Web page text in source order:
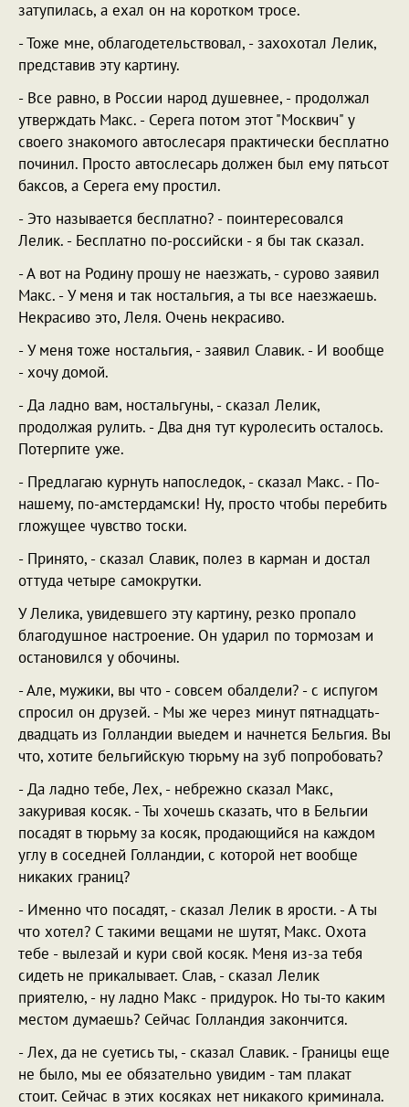
затупилась, а ехал он на коротком тросе.
- Тоже мне, облагодетельствовал, - захохотал Лелик,
представив эту картину.
- Все равно, в России народ душевнее, - продолжал
утверждать Макс. - Серега потом этот "Москвич" у
своего знакомого автослесаря практически бесплатно
починил. Просто автослесарь должен был ему пятьсот
баксов, а Серега ему простил.
- Это называется бесплатно? - поинтересовался
Лелик. - Бесплатно по-российски - я бы так сказал.
- А вот на Родину прошу не наезжать, - сурово заявил
Макс. - У меня и так ностальгия, а ты все наезжаешь.
Некрасиво это, Леля. Очень некрасиво.
- У меня тоже ностальгия, - заявил Славик. - И вообще
- хочу домой.
- Да ладно вам, ностальгуны, - сказал Лелик,
продолжая рулить. - Два дня тут куролесить осталось.
Потерпите уже.
- Предлагаю курнуть напоследок, - сказал Макс. - По-
нашему, по-амстердамски! Ну, просто чтобы перебить
гложущее чувство тоски.
- Принято, - сказал Славик, полез в карман и достал
оттуда четыре самокрутки.
У Лелика, увидевшего эту картину, резко пропало
благодушное настроение. Он ударил по тормозам и
остановился у обочины.
- Але, мужики, вы что - совсем обалдели? - с испугом
спросил он друзей. - Мы же через минут пятнадцать-
двадцать из Голландии выедем и начнется Бельгия. Вы
что, хотите бельгийскую тюрьму на зуб попробовать?
- Да ладно тебе, Лех, - небрежно сказал Макс,
закуривая косяк. - Ты хочешь сказать, что в Бельгии
посадят в тюрьму за косяк, продающийся на каждом
углу в соседней Голландии, с которой нет вообще
никаких границ?
- Именно что посадят, - сказал Лелик в ярости. - А ты
что хотел? С такими вещами не шутят, Макс. Охота
тебе - вылезай и кури свой косяк. Меня из-за тебя
сидеть не прикалывает. Слав, - сказал Лелик
приятелю, - ну ладно Макс - придурок. Но ты-то каким
местом думаешь? Сейчас Голландия закончится.
- Лех, да не суетись ты, - сказал Славик. - Границы еще
не было, мы ее обязательно увидим - там плакат
стоит. Сейчас в этих косяках нет никакого криминала.